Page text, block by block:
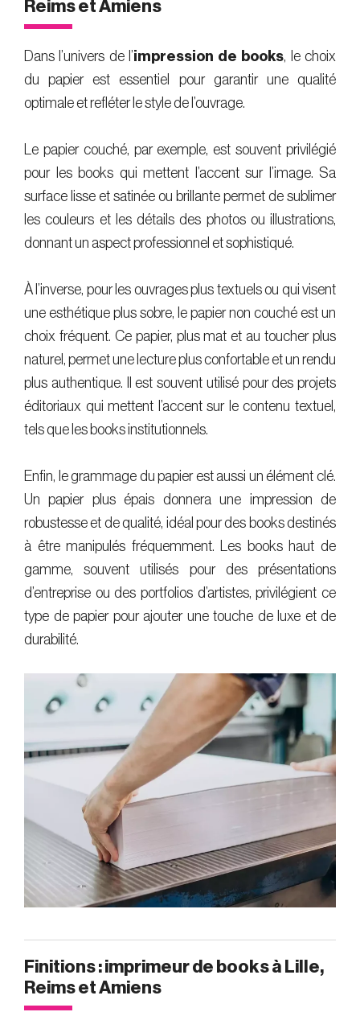
Reims et Amiens
Dans l’univers de l’impression de books, le choix
du papier est essentiel pour garantir une qualité
optimale et refléter le style de l’ouvrage.
Le papier couché, par exemple, est souvent privilégié
pour les books qui mettent l’accent sur l’image. Sa
surface lisse et satinée ou brillante permet de sublimer
les couleurs et les détails des photos ou illustrations,
donnant un aspect professionnel et sophistiqué.
À l’inverse, pour les ouvrages plus textuels ou qui visent
une esthétique plus sobre, le papier non couché est un
choix fréquent. Ce papier, plus mat et au toucher plus
naturel, permet une lecture plus confortable et un rendu
plus authentique. Il est souvent utilisé pour des projets
éditoriaux qui mettent l’accent sur le contenu textuel,
tels que les books institutionnels.
Enfin, le grammage du papier est aussi un élément clé.
Un papier plus épais donnera une impression de
robustesse et de qualité, idéal pour des books destinés
à être manipulés fréquemment. Les books haut de
gamme, souvent utilisés pour des présentations
d’entreprise ou des portfolios d’artistes, privilégient ce
type de papier pour ajouter une touche de luxe et de
durabilité.
Finitions : imprimeur de books à Lille,
Reims et Amiens